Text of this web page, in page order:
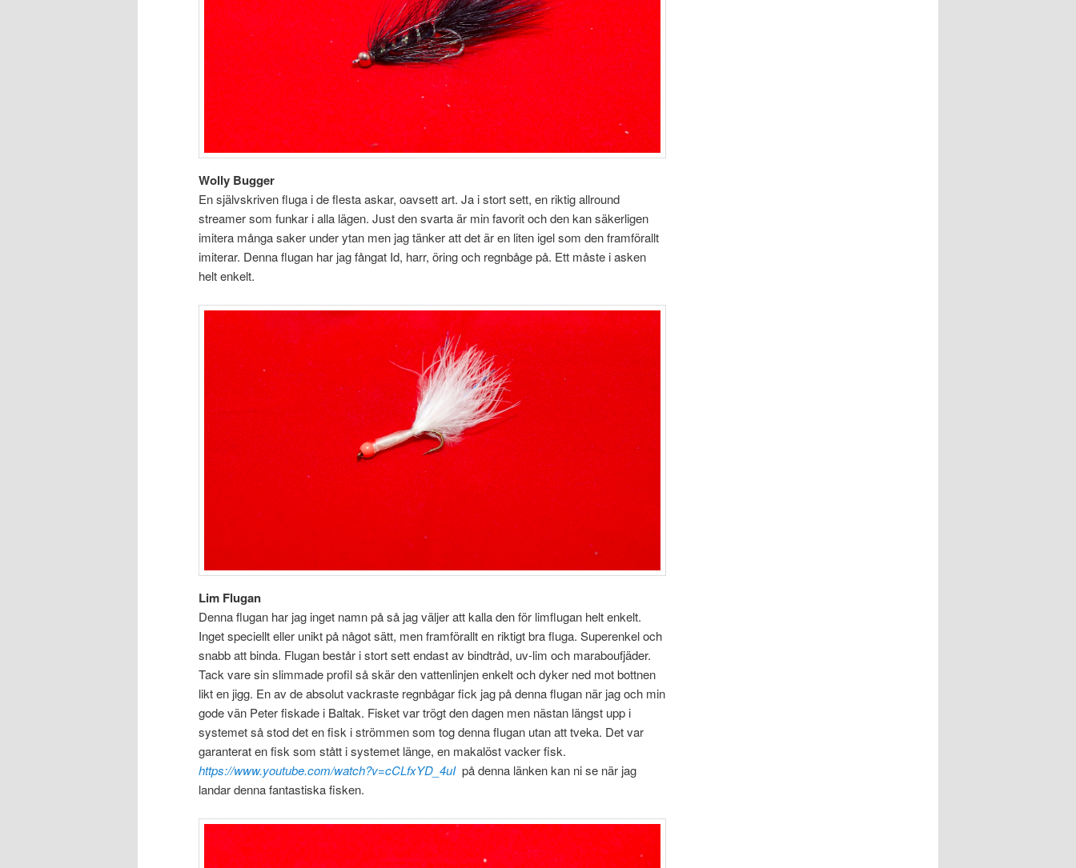
Wolly Bugger
En självskriven fluga i de flesta askar, oavsett art. Ja i stort sett, en riktig allround
streamer som funkar i alla lägen. Just den svarta är min favorit och den kan säkerligen
imitera många saker under ytan men jag tänker att det är en liten igel som den framförallt
imiterar. Denna flugan har jag fångat Id, harr, öring och regnbåge på. Ett måste i asken
helt enkelt.
Lim Flugan
Denna flugan har jag inget namn på så jag väljer att kalla den för limflugan helt enkelt.
Inget speciellt eller unikt på något sätt, men framförallt en riktigt bra fluga. Superenkel och
snabb att binda. Flugan består i stort sett endast av bindtråd, uv-lim och maraboufjäder.
Tack vare sin slimmade profil så skär den vattenlinjen enkelt och dyker ned mot bottnen
likt en jigg. En av de absolut vackraste regnbågar fick jag på denna flugan när jag och min
gode vän Peter fiskade i Baltak. Fisket var trögt den dagen men nästan längst upp i
systemet så stod det en fisk i strömmen som tog denna flugan utan att tveka. Det var
garanterat en fisk som stått i systemet länge, en makalöst vacker fisk.
https://www.youtube.com/watch?v=cCLfxYD_4uI på denna länken kan ni se när jag
landar denna fantastiska fisken.